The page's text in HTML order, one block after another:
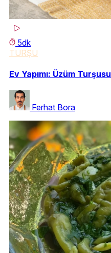
5dk
TURŞU
Ev Yapımı: Üzüm Turşusu
Ferhat Bora